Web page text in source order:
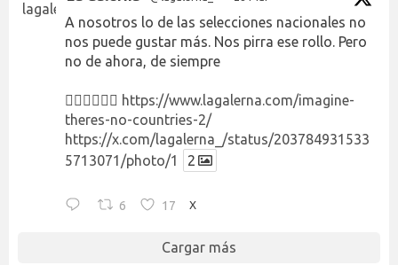
A nosotros lo de las selecciones nacionales no
nos puede gustar más. Nos pirra ese rollo. Pero
no de ahora, de siempre
👉🏻👉🏻👉🏻 https://www.lagalerna.com/imagine-
theres-no-countries-2/
https://x.com/lagalerna_/status/203784931533
5713071/photo/1
2
6 17 X
Cargar más